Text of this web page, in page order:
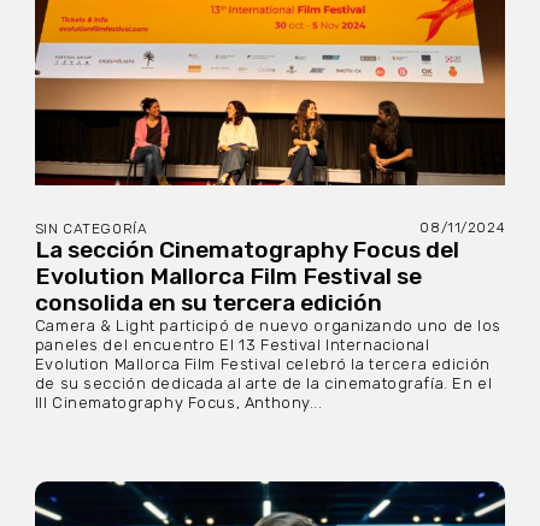
SIN CATEGORÍA 08/11/2024
La sección Cinematography Focus del
Evolution Mallorca Film Festival se
consolida en su tercera edición
Camera & Light participó de nuevo organizando uno de los
paneles del encuentro El 13 Festival Internacional
Evolution Mallorca Film Festival celebró la tercera edición
de su sección dedicada al arte de la cinematografía. En el
III Cinematography Focus, Anthony...